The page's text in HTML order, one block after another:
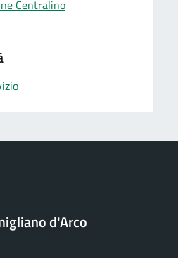
Centralino
d'Arco